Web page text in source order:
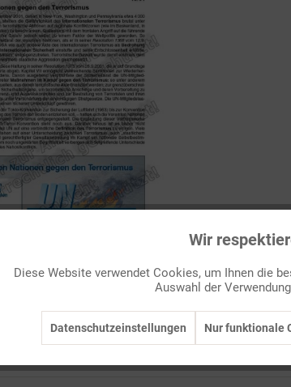
Wir
Diese Website verwendet Cookies, um Ihnen die
Auswahl der
Datenschutzeinstellungen Nur funktionale